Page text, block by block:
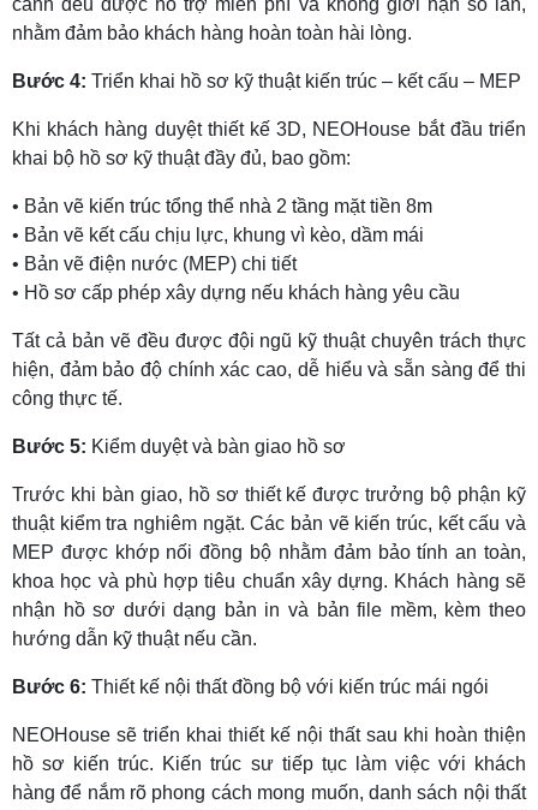
cảnh đều được hỗ trợ miễn phí và không giới hạn số lần,
nhằm đảm bảo khách hàng hoàn toàn hài lòng.
Bước 4: Triển khai hồ sơ kỹ thuật kiến trúc – kết cấu – MEP
Khi khách hàng duyệt thiết kế 3D, NEOHouse bắt đầu triển
khai bộ hồ sơ kỹ thuật đầy đủ, bao gồm:
• Bản vẽ kiến trúc tổng thể nhà 2 tầng mặt tiền 8m
• Bản vẽ kết cấu chịu lực, khung vì kèo, dầm mái
• Bản vẽ điện nước (MEP) chi tiết
• Hồ sơ cấp phép xây dựng nếu khách hàng yêu cầu
Tất cả bản vẽ đều được đội ngũ kỹ thuật chuyên trách thực
hiện, đảm bảo độ chính xác cao, dễ hiểu và sẵn sàng để thi
công thực tế.
Bước 5: Kiểm duyệt và bàn giao hồ sơ
Trước khi bàn giao, hồ sơ thiết kế được trưởng bộ phận kỹ
thuật kiểm tra nghiêm ngặt. Các bản vẽ kiến trúc, kết cấu và
MEP được khớp nối đồng bộ nhằm đảm bảo tính an toàn,
khoa học và phù hợp tiêu chuẩn xây dựng. Khách hàng sẽ
nhận hồ sơ dưới dạng bản in và bản file mềm, kèm theo
hướng dẫn kỹ thuật nếu cần.
Bước 6: Thiết kế nội thất đồng bộ với kiến trúc mái ngói
NEOHouse sẽ triển khai thiết kế nội thất sau khi hoàn thiện
hồ sơ kiến trúc. Kiến trúc sư tiếp tục làm việc với khách
hàng để nắm rõ phong cách mong muốn, danh sách nội thất